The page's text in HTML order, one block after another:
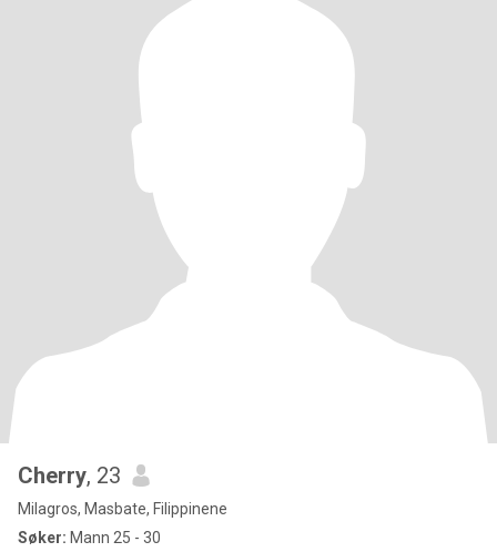
Cherry, 23
Milagros, Masbate, Filippinene
Søker: Mann 25 - 30